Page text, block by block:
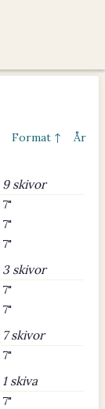
Format ↑ År
9 skivor
7"
7"
7"
3 skivor
7"
7"
7 skivor
7"
1 skiva
7"